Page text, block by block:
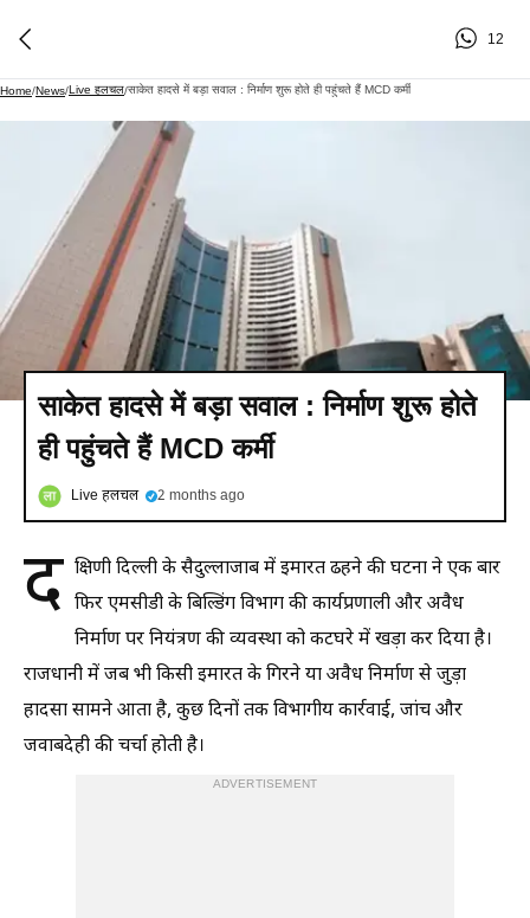
12
Home/News/Live हलचल/साकेत हादसे में बड़ा सवाल : निर्माण शुरू होते ही पहुंचते हैं MCD कर्मी
साकेत हादसे में बड़ा सवाल : निर्माण शुरू होते
ही पहुंचते हैं MCD कर्मी
Live हलचल 2 months ago
द क्षिणी दिल्ली के सैदुल्लाजाब में इमारत ढहने की घटना ने एक बार
फिर एमसीडी के बिल्डिंग विभाग की कार्यप्रणाली और अवैध
निर्माण पर नियंत्रण की व्यवस्था को कटघरे में खड़ा कर दिया है।
राजधानी में जब भी किसी इमारत के गिरने या अवैध निर्माण से जुड़ा
हादसा सामने आता है, कुछ दिनों तक विभागीय कार्रवाई, जांच और
जवाबदेही की चर्चा होती है।
ADVERTISEMENT